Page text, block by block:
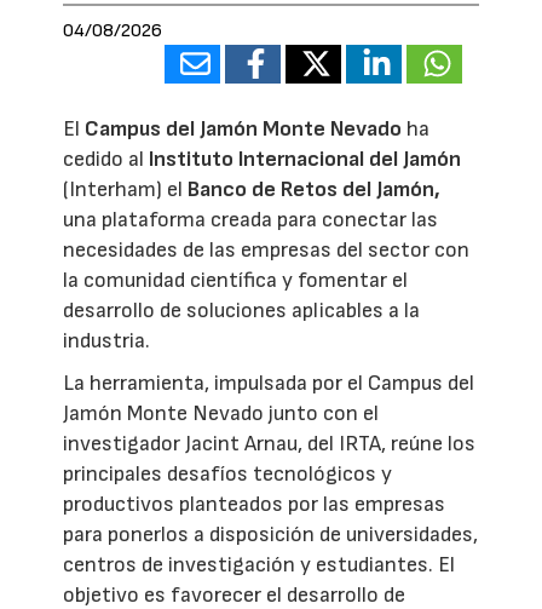
04/08/2026
El Campus del Jamón Monte Nevado ha
cedido al Instituto Internacional del Jamón
(Interham) el Banco de Retos del Jamón,
una plataforma creada para conectar las
necesidades de las empresas del sector con
la comunidad científica y fomentar el
desarrollo de soluciones aplicables a la
industria.
La herramienta, impulsada por el Campus del
Jamón Monte Nevado junto con el
investigador Jacint Arnau, del IRTA, reúne los
principales desafíos tecnológicos y
productivos planteados por las empresas
para ponerlos a disposición de universidades,
centros de investigación y estudiantes. El
objetivo es favorecer el desarrollo de